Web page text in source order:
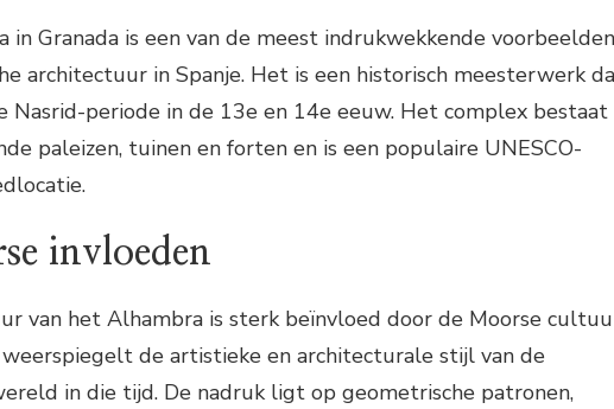
in Granada is een van de meest indrukwekkende voorbeelden
architectuur in Spanje. Het is een historisch meesterwerk
periode in de 13e en 14e eeuw. Het complex bestaat
paleizen, tuinen en forten en is een populaire UNESCO-
invloeden
van het Alhambra is sterk beïnvloed door de Moorse
de artistieke en architecturale stijl van de
in die tijd. De nadruk ligt op geometrische patronen,